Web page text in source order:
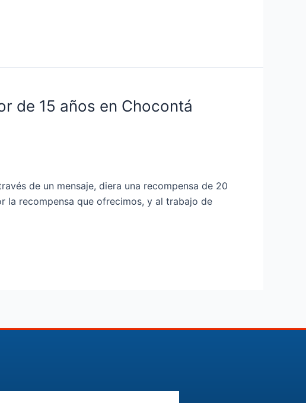
de 15 años en Chocontá
de un mensaje, diera una recompensa de 20
recompensa que ofrecimos, y al trabajo de